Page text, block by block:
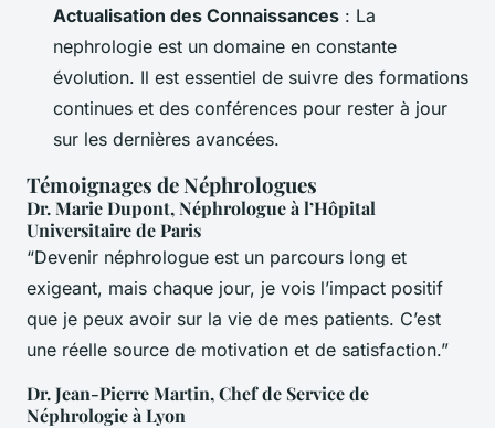
Actualisation des Connaissances : La
nephrologie est un domaine en constante
évolution. Il est essentiel de suivre des formations
continues et des conférences pour rester à jour
sur les dernières avancées.
Témoignages de Néphrologues
Dr. Marie Dupont, Néphrologue à l’Hôpital
Universitaire de Paris
“Devenir néphrologue est un parcours long et
exigeant, mais chaque jour, je vois l’impact positif
que je peux avoir sur la vie de mes patients. C’est
une réelle source de motivation et de satisfaction.”
Dr. Jean-Pierre Martin, Chef de Service de
Néphrologie à Lyon